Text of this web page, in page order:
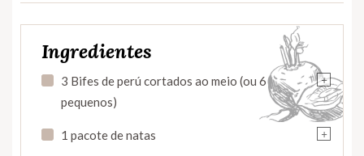
Ingredientes
+
3 Bifes de perú cortados ao meio (ou 6
pequenos)
+
1 pacote de natas